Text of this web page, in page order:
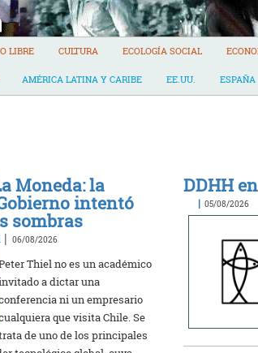
LIBRE CULTURA ECOLOGÍA SOCIAL
AMÉRICA LATINA Y CARIBE EE.UU. ESPAÑA
Moneda: la
intentó
sombras
| 06/08/2026
Thiel no es un académico
a dictar una
ni un empresario
que visita Chile. Se
de uno de los principales
DDHH
| 05/08/2026